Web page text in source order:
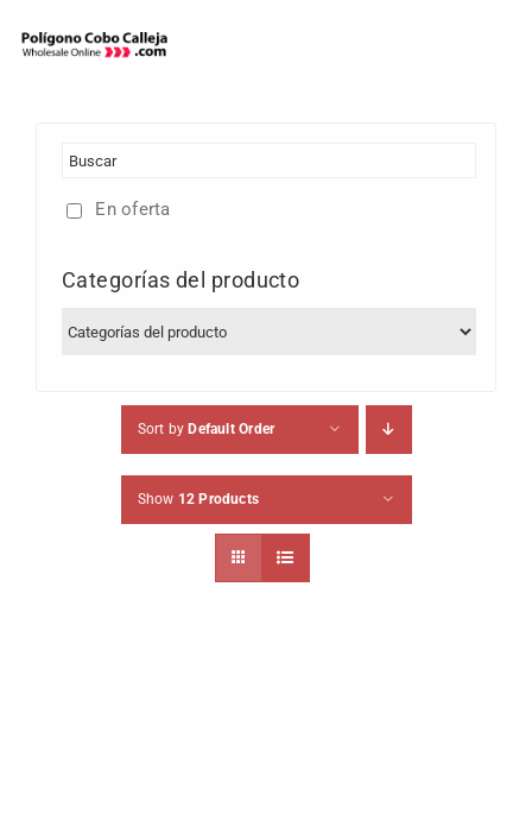
En oferta
Categorías del producto
Sort by Default Order
Show 12 Products